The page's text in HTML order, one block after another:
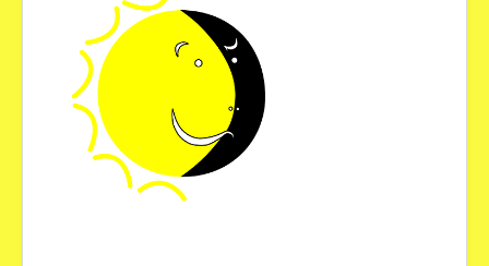
Troubles bipolaires
Conséquences
Solutions
Groupes de parole
Adhésion
Coordonnées